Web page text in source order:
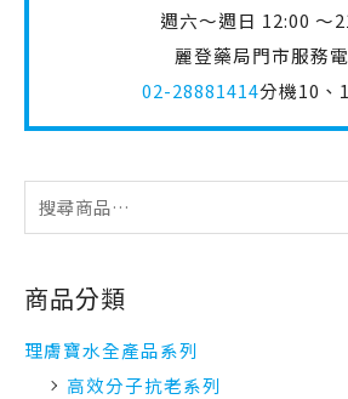
週六～週日 12:00 ～
麗登藥局門市服務
02-28881414分機10、
商品分類
理膚寶水全產品系列
高效分子抗老系列